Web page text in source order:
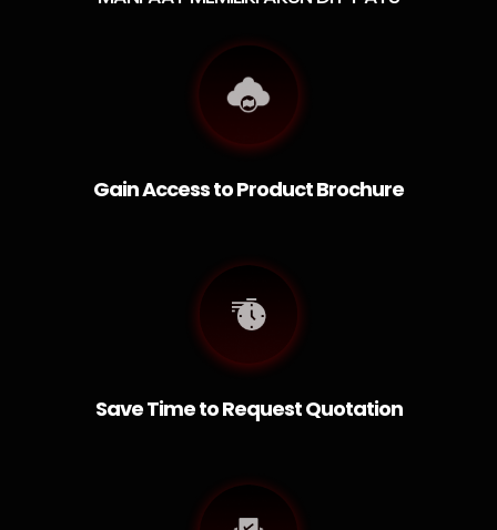
Gain Access to Product Brochure
Save Time to Request Quotation